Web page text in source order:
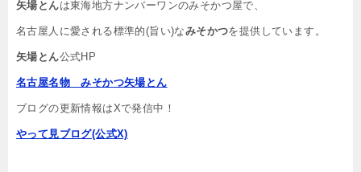
矢場とんは東海地方ナンバーワンのみそかつ屋で、
名古屋人に愛される標準的(旨い)なみそかつを提供しています。
矢場とん公式HP
名古屋名物 みそかつ矢場とん
ブログの更新情報はXで発信中！
やって見ブログ(公式X)